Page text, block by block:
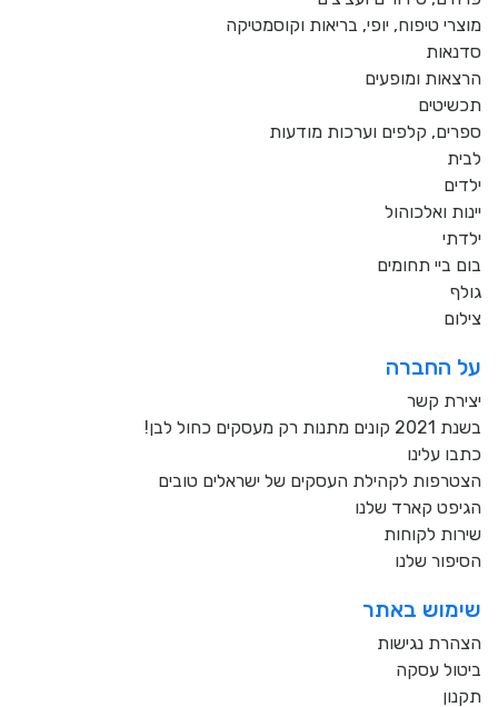
מוצרי טיפוח, יופי, בריאות וקוסמטיקה
סדנאות
הרצאות ומופעים
תכשיטים
ספרים, קלפים וערכות מודעות
לבית
ילדים
יינות ואלכוהול
ילדתי
בום ביי תחומים
גולף
צילום
על החברה
יצירת קשר
בשנת 2021 קונים מתנות רק מעסקים כחול לבן!
כתבו עלינו
הצטרפות לקהילת העסקים של ישראלים טובים
הגיפט קארד שלנו
שירות לקוחות
הסיפור שלנו
שימוש באתר
הצהרת נגישות
ביטול עסקה
תקנון